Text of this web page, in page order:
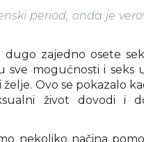
period, onda je
dugo zajedno osete
sve mogućnosti i seks
Ovo se pokazalo
život dovodi i
nekoliko načina